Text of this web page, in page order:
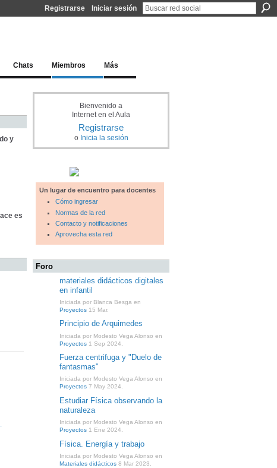
Registrarse Iniciar sesión
Chats Miembros Más
y
es
Bienvenido a
Internet en el Aula
Registrarse
o Inicia la sesión
Un lugar de encuentro para docentes
Cómo ingresar
Normas de la red
Contacto y notificaciones
Aprovecha esta red
Foro
materiales didácticos digitales
en infantil
Iniciada por Blanca Besga en
Proyectos 15 Mar.
Principio de Arquimedes
Iniciada por Modesto Vega Alonso en
Proyectos 1 Sep 2024.
Fuerza centrifuga y "Duelo de
fantasmas"
Iniciada por Modesto Vega Alonso en
Proyectos 7 May 2024.
Estudiar Física observando la
naturaleza
Iniciada por Modesto Vega Alonso en
Proyectos 1 Ene 2024.
Física. Energía y trabajo
Iniciada por Modesto Vega Alonso en
Materiales didácticos 8 Mar 2023.